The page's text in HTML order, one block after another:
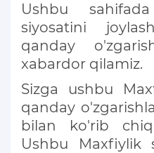
Ushbu
siyosatini
qanday
xabardor qilamiz.
Sizga ushbu
qanday
bilan ko'rib
Ushbu Maxfiylik